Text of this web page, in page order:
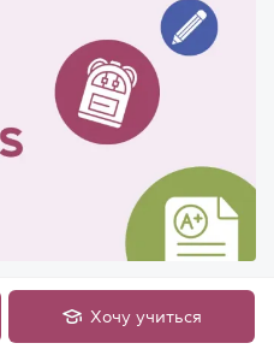
языке: wh-
Хочу учиться